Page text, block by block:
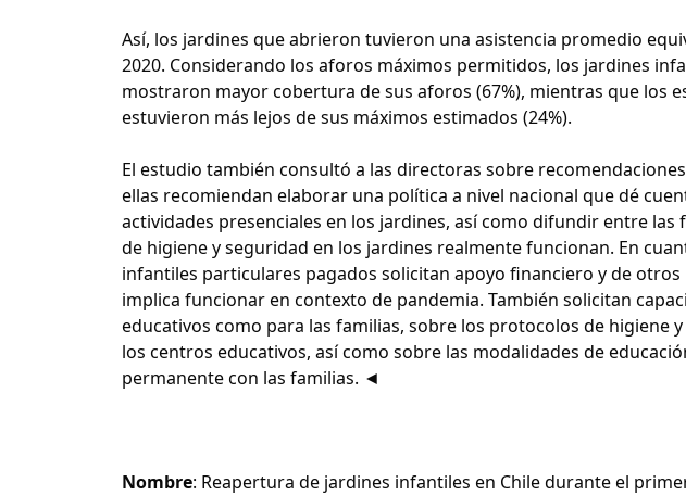
Así, los jardines que abrieron tuvieron una asistencia promedio
2020. Considerando los aforos máximos permitidos, los jardines
mostraron mayor cobertura de sus aforos (67%), mientras que los
estuvieron más lejos de sus máximos estimados (24%).
El estudio también consultó a las directoras sobre
ellas recomiendan elaborar una política a nivel nacional que dé
actividades presenciales en los jardines, así como difundir entre
de higiene y seguridad en los jardines realmente funcionan. En
infantiles particulares pagados solicitan apoyo financiero y de
implica funcionar en contexto de pandemia. También solicitan
educativos como para las familias, sobre los protocolos de higiene
los centros educativos, así como sobre las modalidades de
permanente con las familias. ◄
Nombre: Reapertura de jardines infantiles en Chile durante el